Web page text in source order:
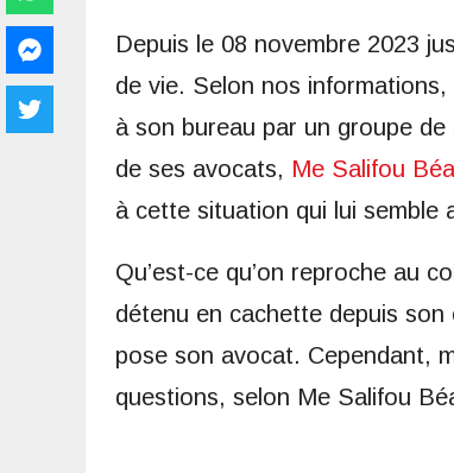
Depuis le 08 novembre 2023
de vie. Selon nos informations,
à son bureau par un groupe
de ses avocats, Me Salifou
à cette situation qui lui semble
Qu’est-ce qu’on reproche au
détenu en cachette depuis
pose son avocat. Cependant,
questions, selon Me Salifou